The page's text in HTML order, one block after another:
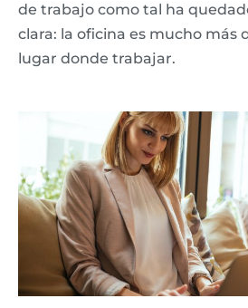
de trabajo como tal ha
clara: la oficina es mucho más
lugar donde trabajar.